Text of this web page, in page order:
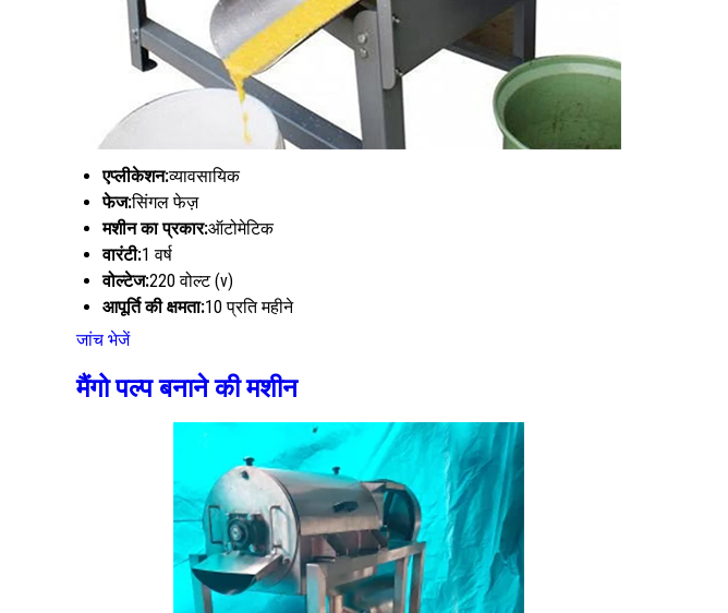
एप्लीकेशन:व्यावसायिक
फेज:सिंगल फेज़
मशीन का प्रकार:ऑटोमेटिक
वारंटी:1 वर्ष
वोल्टेज:220 वोल्ट (v)
आपूर्ति की क्षमता:10 प्रति महीने
जांच भेजें
मैंगो पल्प बनाने की मशीन